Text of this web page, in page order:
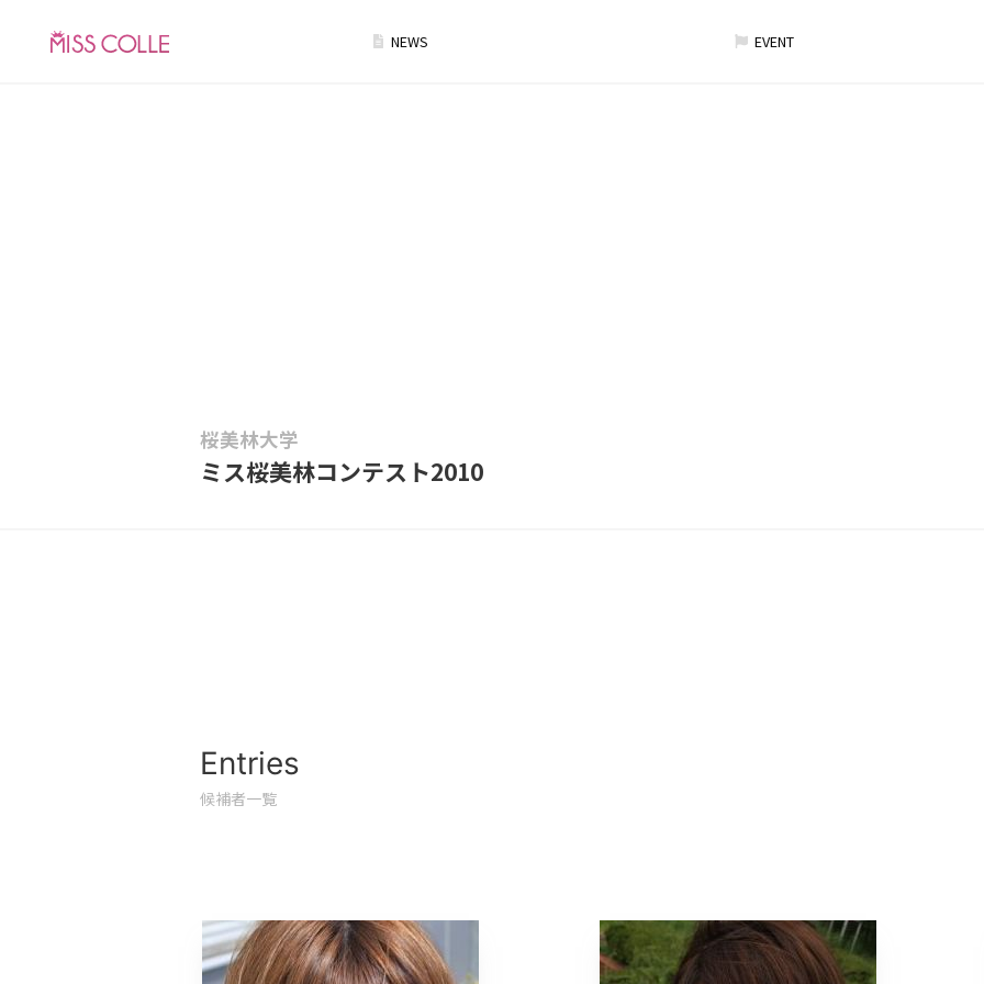
NEWS EVENT
桜美林大学
ミス桜美林コンテスト2010
Entries
候補者一覧